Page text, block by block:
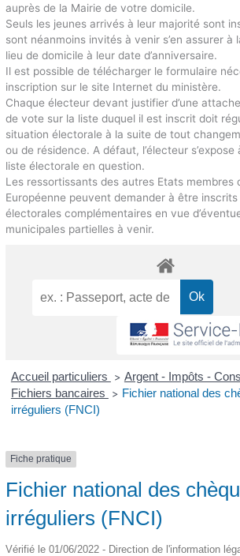
auprès de la Mairie de votre domicile.
Seuls les jeunes arrivés à leur majorité sont
sont néanmoins invités à venir s’en assurer à
lieu de domicile à leur date d’anniversaire.
Il est possible de télécharger le formulaire
inscription sur le site Internet du ministère.
Chaque électeur devant justifier d’une
de vote sur la liste duquel il est inscrit doit
situation électorale à la suite de tout
ou de résidence. A défaut, l’électeur
liste électorale en question.
Les ressortissants des autres Etats membres
Européenne peuvent demander à être
électorales complémentaires en vue
municipales partielles à venir.
Accueil particuliers > Argent - Impôts -
Fichiers bancaires > Fichier national des
irréguliers (FNCI)
Fiche pratique
Fichier national des
irréguliers (FNCI)
Vérifié le 01/06/2022 - Direction de l'information